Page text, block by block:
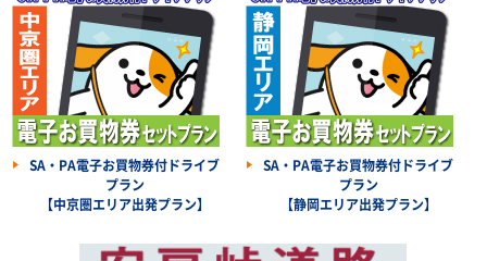
SA・PA電子お買物券付ドライブ
プラン
【中京圏エリア出発プラン】
SA・PA電子お買物券付ドライブ
プラン
【静岡エリア出発プラン】